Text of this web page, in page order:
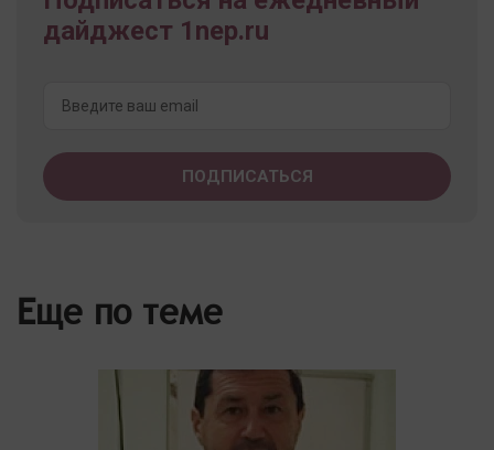
дайджест 1nep.ru
Еще по теме